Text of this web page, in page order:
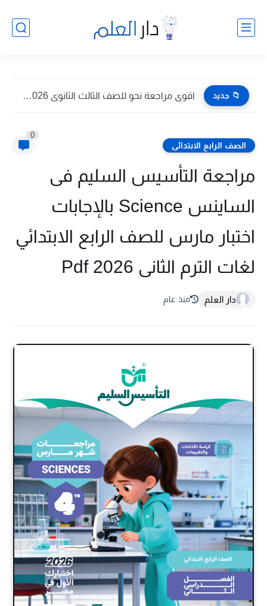
📁 جديد اقوى مراجعة نحو للصف الثالث الثانوى 2026 pdf اعداد توجيه...
الصف الرابع الابتدائى
0
مراجعة التأسيس السليم فى
الساينس Science بالإجابات
اختبار مارس للصف الرابع الابتدائي
لغات الترم الثانى 2026 Pdf
دار العلم منذ عام